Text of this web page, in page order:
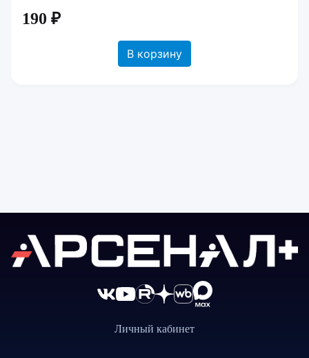
190 ₽
В корзину
Личный кабинет